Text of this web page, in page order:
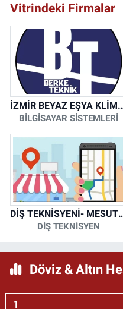
Vitrindeki Firmalar
İZMİR BEYAZ EŞYA
BİLGİSAYAR SİSTEMLERİ
DİŞ
DİŞ TEKNİSYEN
Döviz & Altın